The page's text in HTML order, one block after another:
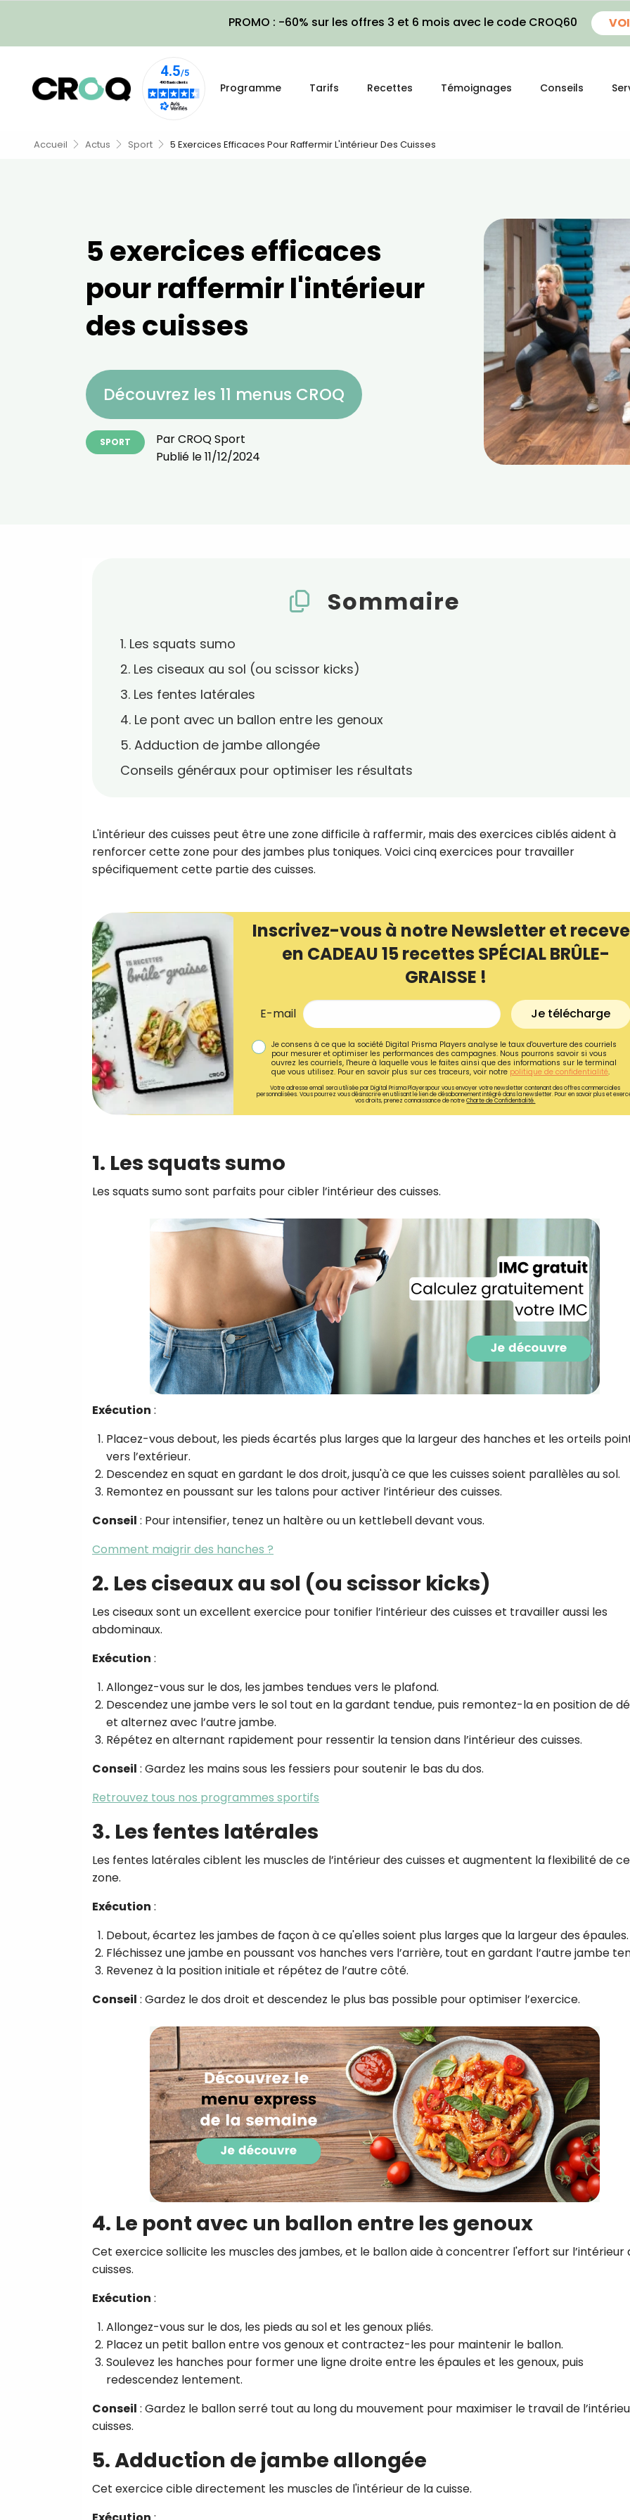
PROMO : -60% sur les offres 3 et 6 mois avec le code CROQ60
Programme Tarifs Recettes Témoignages Conseils
Accueil Actus Sport 5 Exercices Efficaces Pour Raffermir L'intérieur Des Cuisses
5 exercices efficaces
pour raffermir l'intérieur
des cuisses
Découvrez les 11 menus CROQ
SPORT ParCROQ Sport
Publié le11/12/2024
Sommaire
1. Les squats sumo
2. Les ciseaux au sol (ou scissor kicks)
3. Les fentes latérales
4. Le pont avec un ballon entre les genoux
5. Adduction de jambe allongée
Conseils généraux pour optimiser les résultats
L'intérieur des cuisses peut être une zone difficile à raffermir, mais des exercices ciblés aident à
renforcer cette zone pour des jambes plus toniques. Voici cinq exercices pour travailler
spécifiquement cette partie des cuisses.
Inscrivez-vous à notre Newsletter et
en CADEAU 15 recettes SPÉCIAL BRÛLE-
GRAISSE !
E-mail Je télécharge
Je consens à ce que la société Digital Prisma Players analyse le taux d'ouverture des courriels
pour mesurer et optimiser les performances des campagnes. Nous pourrons savoir si vous
ouvrez les courriels, l'heure à laquelle vous le faites ainsi que des informations sur le terminal
que vous utilisez. Pour en savoir plus sur ces traceurs, voir notre politique de confidentialité.
Votre adresse email sera utilisée par Digital Prisma Playerspour vous envoyer votre newsletter contenant des offres commerciales
personnalisées. Vous pourrez vous désinscrire en utilisant le lien de désabonnement intégré dans la newsletter. Pour en savoir plus et
vos droits, prenez connaissance de notreCharte de Confidentialité.
1. Les squats sumo
Les squats sumo sont parfaits pour cibler l’intérieur des cuisses.
Exécution :
Placez-vous debout, les pieds écartés plus larges que la largeur des hanches et les orteils
vers l’extérieur.
Descendez en squat en gardant le dos droit, jusqu'à ce que les cuisses soient parallèles au sol.
Remontez en poussant sur les talons pour activer l’intérieur des cuisses.
Conseil : Pour intensifier, tenez un haltère ou un kettlebell devant vous.
Comment maigrir des hanches ?
2. Les ciseaux au sol (ou scissor kicks)
Les ciseaux sont un excellent exercice pour tonifier l’intérieur des cuisses et travailler aussi les
abdominaux.
Exécution :
Allongez-vous sur le dos, les jambes tendues vers le plafond.
Descendez une jambe vers le sol tout en la gardant tendue, puis remontez-la en position de
et alternez avec l’autre jambe.
Répétez en alternant rapidement pour ressentir la tension dans l’intérieur des cuisses.
Conseil : Gardez les mains sous les fessiers pour soutenir le bas du dos.
Retrouvez tous nos programmes sportifs
3. Les fentes latérales
Les fentes latérales ciblent les muscles de l’intérieur des cuisses et augmentent la flexibilité de
zone.
Exécution :
Debout, écartez les jambes de façon à ce qu'elles soient plus larges que la largeur des épaules.
Fléchissez une jambe en poussant vos hanches vers l’arrière, tout en gardant l’autre jambe
Revenez à la position initiale et répétez de l’autre côté.
Conseil : Gardez le dos droit et descendez le plus bas possible pour optimiser l’exercice.
4. Le pont avec un ballon entre les genoux
Cet exercice sollicite les muscles des jambes, et le ballon aide à concentrer l'effort sur l’intérieur
cuisses.
Exécution :
Allongez-vous sur le dos, les pieds au sol et les genoux pliés.
Placez un petit ballon entre vos genoux et contractez-les pour maintenir le ballon.
Soulevez les hanches pour former une ligne droite entre les épaules et les genoux, puis
redescendez lentement.
Conseil : Gardez le ballon serré tout au long du mouvement pour maximiser le travail de
cuisses.
5. Adduction de jambe allongée
Cet exercice cible directement les muscles de l'intérieur de la cuisse.
!
Ainsi que la newsletter
Je consens à ce que la société
Prisma Players analyse le taux
des courriels pour mesurer et
performances des campagnes.
pourrons savoir si vous ouvrez les
voir notrepolitique de
Je reçois mon cadeau !
personnalisées. Vous pourrez vous désinscrire en